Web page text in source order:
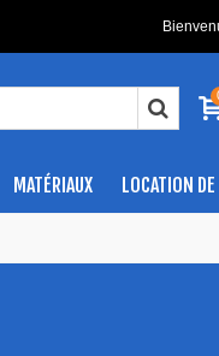
MATÉRIAUX LOCATION